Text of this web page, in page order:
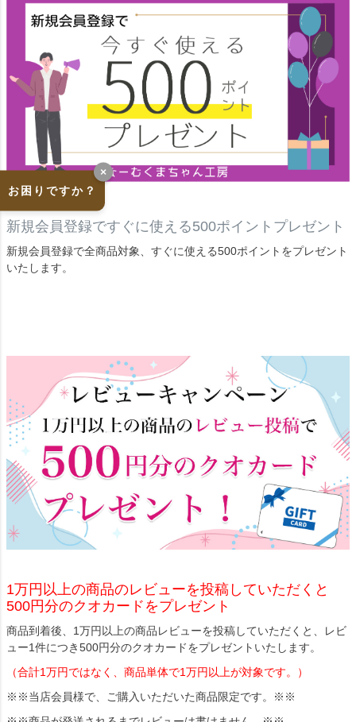
新規会員登録ですぐに使える500ポイントプレゼント
新規会員登録で全商品対象、すぐに使える500ポイントをプレゼント
いたします。
1万円以上の商品のレビューを投稿していただくと
500円分のクオカードをプレゼント
商品到着後、1万円以上の商品レビューを投稿していただくと、レビ
ュー1件につき500円分のクオカードをプレゼントいたします。
（合計1万円ではなく、商品単体で1万円以上が対象です。）
※※当店会員様で、ご購入いただいた商品限定です。※※
お困りですか？
×